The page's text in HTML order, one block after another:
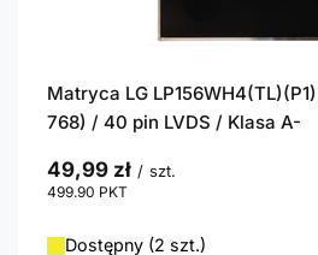
Matryca LG
768) / 40 pin LVDS / Klasa A-
49,99 zł / szt.
499.90 PKT
Dostępny (2 szt.)